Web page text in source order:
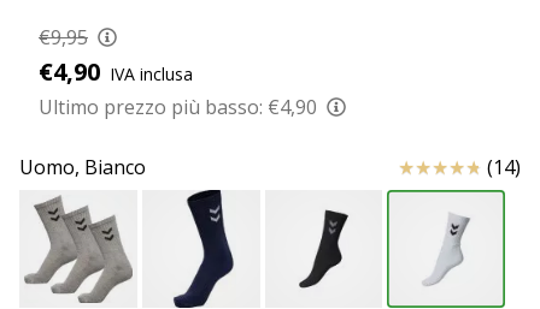
Accelerate
NITRO
SQD
5!
gli
aggiornamenti
tecnici
valuta
se
€9,95
€4,90 IVA inclusa
Ultimo prezzo più basso: €4,90
Uomo, Bianco Recensioni(14)